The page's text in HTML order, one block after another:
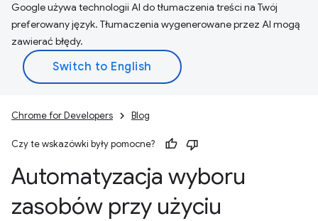
Google używa technologii AI do tłumaczenia treści na Twój
preferowany język. Tłumaczenia wygenerowane przez AI mogą
zawierać błędy.
Chrome for Developers Blog
Czy te wskazówki były pomocne?
Automatyzacja wyboru
zasobów przy użyciu